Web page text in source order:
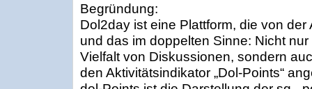
Begründung:
Dol2day ist eine Plattform, die von der
und das im doppelten Sinne: Nicht
Vielfalt von Diskussionen, sondern
den Aktivitätsindikator „Dol-Points“